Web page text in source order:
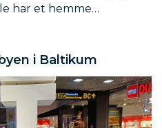
har et hemme…
i Baltikum